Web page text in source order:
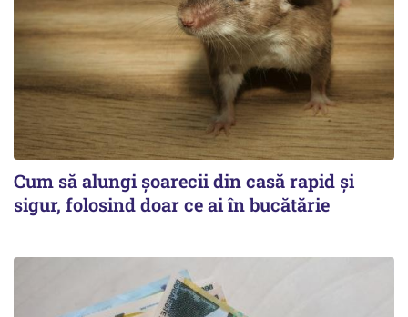
Cum să alungi șoarecii din casă rapid și
sigur, folosind doar ce ai în bucătărie